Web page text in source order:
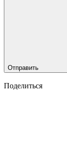
Отправить
Поделиться